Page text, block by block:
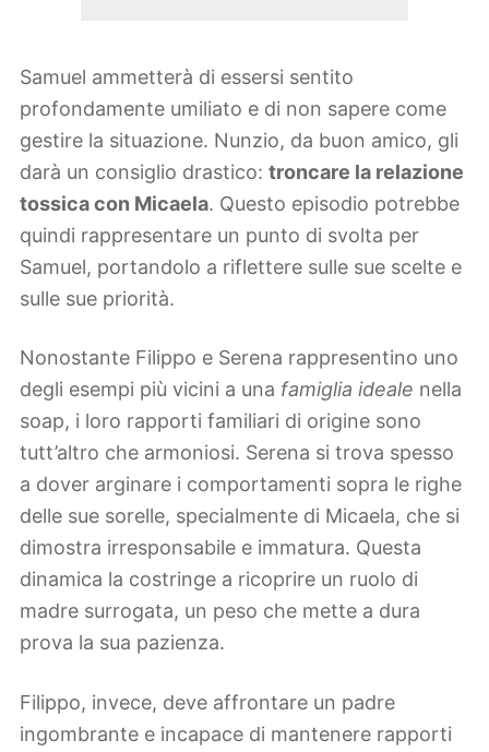
Samuel ammetterà di essersi sentito
profondamente umiliato e di non sapere come
gestire la situazione. Nunzio, da buon amico, gli
darà un consiglio drastico: troncare la relazione
tossica con Micaela. Questo episodio potrebbe
quindi rappresentare un punto di svolta per
Samuel, portandolo a riflettere sulle sue scelte e
sulle sue priorità.
Nonostante Filippo e Serena rappresentino uno
degli esempi più vicini a una famiglia ideale nella
soap, i loro rapporti familiari di origine sono
tutt’altro che armoniosi. Serena si trova spesso
a dover arginare i comportamenti sopra le righe
delle sue sorelle, specialmente di Micaela, che si
dimostra irresponsabile e immatura. Questa
dinamica la costringe a ricoprire un ruolo di
madre surrogata, un peso che mette a dura
prova la sua pazienza.
Filippo, invece, deve affrontare un padre
ingombrante e incapace di mantenere rapporti